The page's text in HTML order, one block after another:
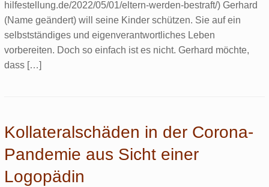
hilfestellung.de/2022/05/01/eltern-werden-bestraft/) Gerhard
(Name geändert) will seine Kinder schützen. Sie auf ein
selbstständiges und eigenverantwortliches Leben
vorbereiten. Doch so einfach ist es nicht. Gerhard möchte,
dass […]
Kollateralschäden in der Corona-
Pandemie aus Sicht einer
Logopädin